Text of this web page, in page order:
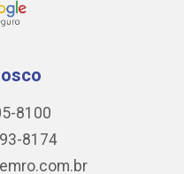
8100
8174